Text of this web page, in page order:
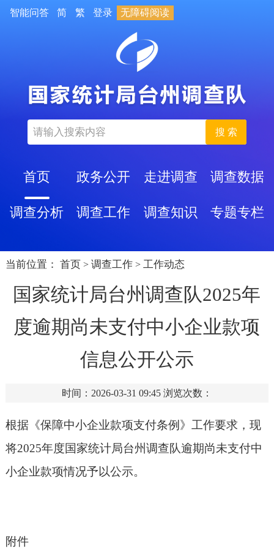
智能问答 简 繁 登录 无障碍阅读
搜 索
首页 政务公开 走进调查 调查数据
调查分析 调查工作 调查知识 专题专栏
当前位置： 首页 > 调查工作 > 工作动态
国家统计局台州调查队2025年
度逾期尚未支付中小企业款项
信息公开公示
时间：2026-03-31 09:45 浏览次数：
根据《保障中小企业款项支付条例》工作要求，现
将2025年度国家统计局台州调查队逾期尚未支付中
小企业款项情况予以公示。
附件